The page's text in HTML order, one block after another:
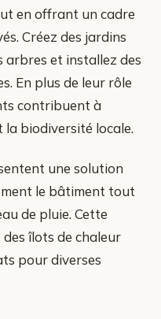
en offrant un cadre
Créez des jardins
arbres et installez des
En plus de leur rôle
contribuent à
la biodiversité locale.
une solution
le bâtiment tout
de pluie. Cette
îlots de chaleur
pour diverses